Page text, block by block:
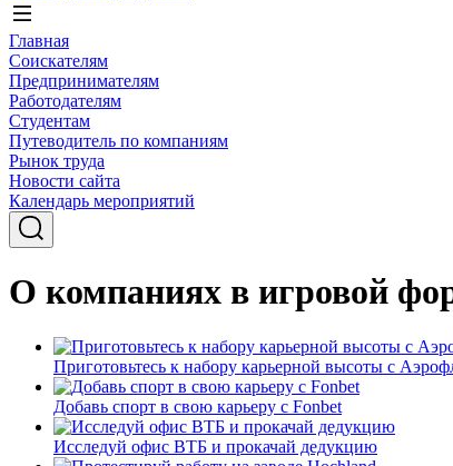
Главная
Соискателям
Предпринимателям
Работодателям
Студентам
Путеводитель по компаниям
Рынок труда
Новости сайта
Календарь мероприятий
О компаниях в игровой
Приготовьтесь к набору карьерной высоты с
Добавь спорт в свою карьеру с Fonbet
Исследуй офис ВТБ и прокачай дедукцию